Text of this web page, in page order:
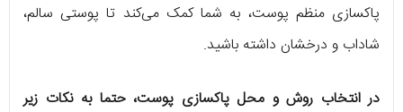
پاکسازی منظم پوست، به شما کمک می‌کند تا پوستی سالم،
شاداب و درخشان داشته باشید.
در انتخاب روش و محل پاکسازی پوست، حتما به نکات زیر